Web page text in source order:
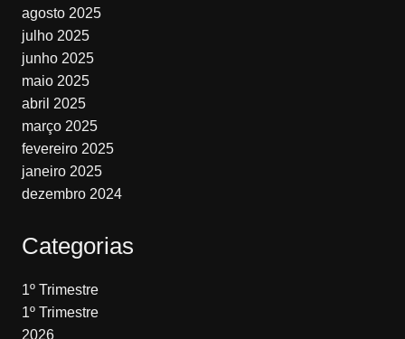
agosto 2025
julho 2025
junho 2025
maio 2025
abril 2025
março 2025
fevereiro 2025
janeiro 2025
dezembro 2024
Categorias
1º Trimestre
1º Trimestre
2026